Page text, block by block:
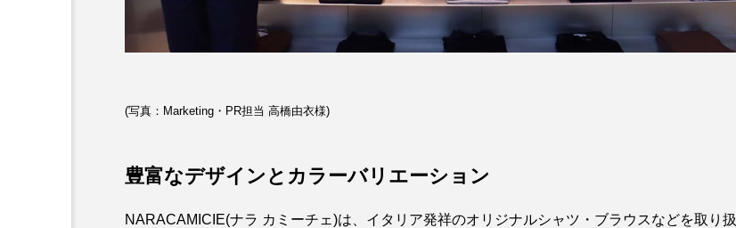
(写真：Marketing・PR担当 高橋由衣様)
豊富なデザインとカラーバリエーション
NARACAMICIE(ナラ カミーチェ)は、イタリア発祥のオリジナルシャツ・ブラウスなどを取り扱